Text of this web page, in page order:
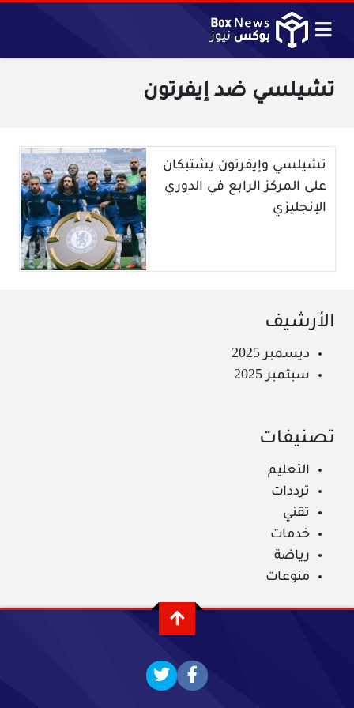
تشيلسي ضد إيفرتون
تشيلسي وإيفرتون يشتبكان
على المركز الرابع في الدوري
الإنجليزي
الأرشيف
ديسمبر 2025
سبتمبر 2025
تصنيفات
التعليم
ترددات
تقني
خدمات
رياضة
منوعات